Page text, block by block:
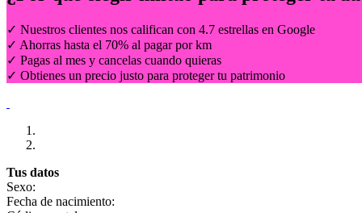
✓ Nuestros clientes nos califican con 4.7 estrellas en Google
✓ Ahorras hasta el 70% al pagar por km
✓ Pagas al mes y cancelas cuando quieras
✓ Obtienes un precio justo para proteger tu patrimonio
Tus datos
Sexo:
Fecha de nacimiento: